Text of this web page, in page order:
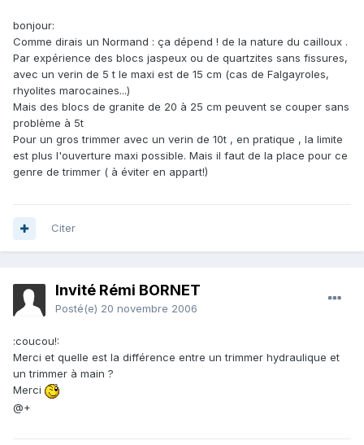
bonjour:
Comme dirais un Normand : ça dépend ! de la nature du cailloux .
Par expérience des blocs jaspeux ou de quartzites sans fissures,
avec un verin de 5 t le maxi est de 15 cm (cas de Falgayroles,
rhyolites marocaines...)
Mais des blocs de granite de 20 à 25 cm peuvent se couper sans
problème à 5t
Pour un gros trimmer avec un verin de 10t , en pratique , la limite
est plus l'ouverture maxi possible. Mais il faut de la place pour ce
genre de trimmer ( à éviter en appart!)
Citer
Invité Rémi BORNET
Posté(e) 20 novembre 2006
:coucou!:
Merci et quelle est la différence entre un trimmer hydraulique et
un trimmer à main ?
Merci
@+